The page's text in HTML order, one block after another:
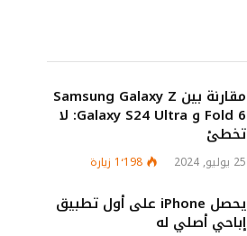
مقارنة بين Samsung Galaxy Z
Fold 6 و Galaxy S24 Ultra: لا
تخطئ
25 يوليو, 2024 1٬198 زيارة
يحصل iPhone على أول تطبيق
إباحي أصلي له